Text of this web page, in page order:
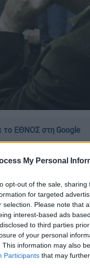
My Personal
opt-out of the sale,
for targeted
selection. Please note that
interest-based ads
to third parties
of your personal
This information may also
Participants that may
το ΕΘΝΟΣ στη Google
ο αρχηγός της 17
Αρείου Πάγου
βούλευμα του
τη φυλακή.
Συμβούλιο στο
Αλέξανδρο
όπου θα